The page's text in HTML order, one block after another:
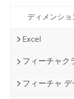
ディメンシ
Excel
フィーチャク
フィーチャ デ